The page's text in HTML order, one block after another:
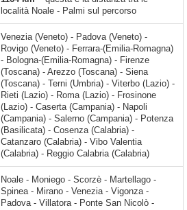
località Noale - Palmi sul percorso
Venezia (Veneto) - Padova (Veneto) -
Rovigo (Veneto) - Ferrara-(Emilia-Romagna)
- Bologna-(Emilia-Romagna) - Firenze
(Toscana) - Arezzo (Toscana) - Siena
(Toscana) - Terni (Umbria) - Viterbo (Lazio) -
Rieti (Lazio) - Roma (Lazio) - Frosinone
(Lazio) - Caserta (Campania) - Napoli
(Campania) - Salerno (Campania) - Potenza
(Basilicata) - Cosenza (Calabria) -
Catanzaro (Calabria) - Vibo Valentia
(Calabria) - Reggio Calabria (Calabria)
Noale - Moniego - Scorzè - Martellago - Spinea - Mirano - Venezia - Vigonza - Padova - Villatora - Ponte San Nicolò - Legnaro - Albignasego - Montegrotto Terme - Due Carrare - Battaglia Terme - San Pietro Viminario - Monselice - Stanghella - Boara Pisani - Concadirame - Rovigo - Grignano Polesine - Costa di Rovigo - Arqua' Polesine - Villamarzana - Fratta Polesine - Occhiobello - Santa Maria Maddalena - Ferrara - San Martino - Poggio Renatico - San Pietro In Casale - Altedo - Lovoleto - Funo - Castel Maggiore -